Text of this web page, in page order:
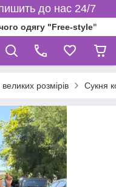
до нас 24/7
одягу "Free-style"
розмірів Сукня